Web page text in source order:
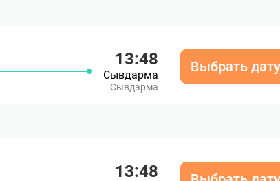
13:48
Сывдарма
Сывдарма
Выбрать дату
13:48